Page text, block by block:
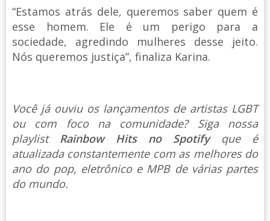
“Estamos atrás dele, queremos saber quem é
esse homem. Ele é um perigo para a
sociedade, agredindo mulheres desse jeito.
Nós queremos justiça”, finaliza Karina.
Você já ouviu os lançamentos de artistas LGBT
ou com foco na comunidade? Siga nossa
playlist Rainbow Hits no Spotify que é
atualizada constantemente com as melhores do
ano do pop, eletrônico e MPB de várias partes
do mundo.